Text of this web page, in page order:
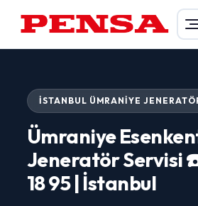
PENSA Generator
İSTANBUL ÜMRANIYE
Ümraniye
Jeneratör Servisi
18 95 | İstanbul